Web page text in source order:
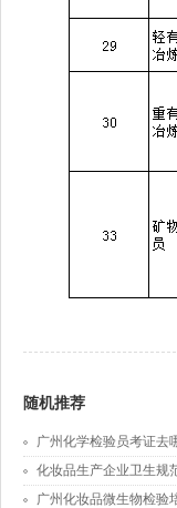
随机推荐
广州化学检验员考证去
化妆品生产企业卫生规
广州化妆品微生物检验